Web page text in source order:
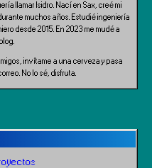
llamar Isidro. Nací en Sax, creé mi
muchos años. Estudié ingeniería
desde 2015. En 2023 me mudé a
invítame a una cerveza y pasa
No lo sé, disfruta.